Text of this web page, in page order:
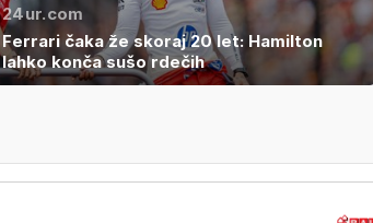
24ur.com
Ferrari čaka že skoraj 20 let: Hamilton
lahko konča sušo rdečih